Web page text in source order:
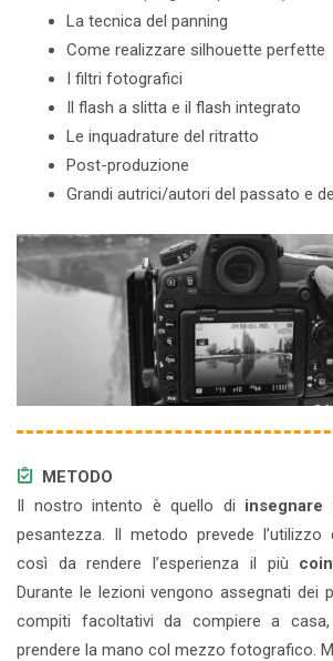
La tecnica del panning
Come realizzare silhouette perfette
I filtri fotografici
Il flash a slitta e il flash integrato
Le inquadrature del ritratto
Post-produzione
Grandi autrici/autori del passato e
METODO
Il nostro intento è quello di
pesantezza. Il metodo prevede l’utilizzo
così da rendere l’esperienza il più
Durante le lezioni vengono assegnati dei
compiti facoltativi da compiere a
prendere la mano col mezzo fotografico.